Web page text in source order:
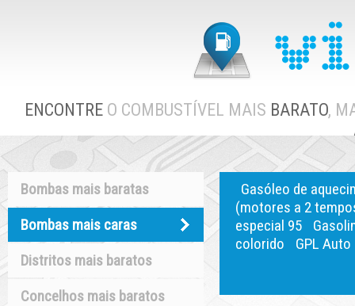
ENCONTRE O COMBUSTÍVEL MAIS BARATO,
Bombas mais baratas
Bombas mais caras
Distritos mais baratos
Concelhos mais baratos
Gasóleo de
(motores a 2
especial 95
colorido
GPL Auto